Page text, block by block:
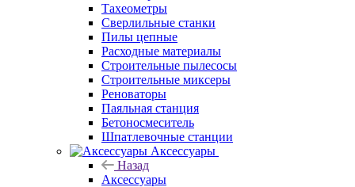
Тахеометры
Сверлильные станки
Пилы цепные
Расходные материалы
Строительные пылесосы
Строительные миксеры
Реноваторы
Паяльная станция
Бетоносмеситель
Шпатлевочные станции
Аксессуары
Назад
Аксессуары